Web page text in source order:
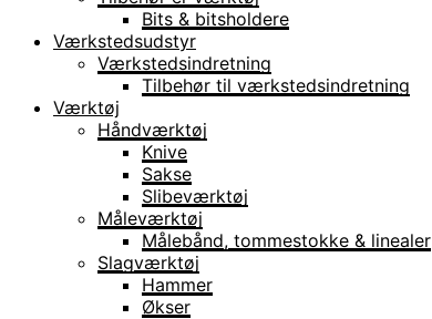
Bits & bitsholdere
Værkstedsudstyr
Værkstedsindretning
Tilbehør til værkstedsindretning
Værktøj
Håndværktøj
Knive
Sakse
Slibeværktøj
Måleværktøj
Målebånd, tommestokke & linealer
Slagværktøj
Hammer
Økser